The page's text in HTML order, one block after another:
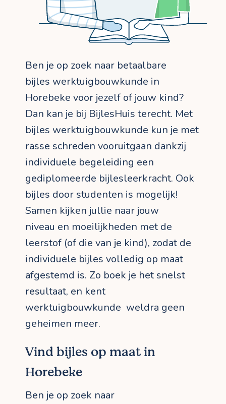
Ben je op zoek naar betaalbare
bijles werktuigbouwkunde in
Horebeke voor jezelf of jouw kind?
Dan kan je bij BijlesHuis terecht. Met
bijles werktuigbouwkunde kun je met
rasse schreden vooruitgaan dankzij
individuele begeleiding een
gediplomeerde bijlesleerkracht. Ook
bijles door studenten is mogelijk!
Samen kijken jullie naar jouw
niveau en moeilijkheden met de
leerstof (of die van je kind), zodat de
individuele bijles volledig op maat
afgestemd is. Zo boek je het snelst
resultaat, en kent
werktuigbouwkunde weldra geen
geheimen meer.
Vind bijles op maat in
Horebeke
Ben je op zoek naar